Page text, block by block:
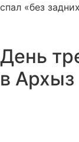
спал «без
День
в Архыз